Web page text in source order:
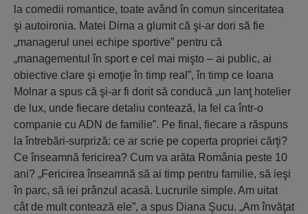
la comedii romantice, toate având în comun sinceritatea
şi autoironia. Matei Dima a glumit că şi-ar dori să fie
„managerul unei echipe sportive” pentru că
„managementul în sport e cel mai mişto – ai public, ai
obiective clare şi emoţie în timp real”, în timp ce Ioana
Molnar a spus că şi-ar fi dorit să conducă „un lanţ hotelier
de lux, unde fiecare detaliu contează, la fel ca într-o
companie cu ADN de familie”. Pe final, fiecare a răspuns
la întrebări-surpriză: ce ar scrie pe coperta propriei cărţi?
Ce înseamnă fericirea? Cum va arăta România peste 10
ani? „Fericirea înseamnă să ai timp pentru familie, să ieşi
în parc, să iei prânzul acasă. Lucrurile simple. Am uitat
cât de mult contează ele”, a spus Diana Şucu. „Am învăţat